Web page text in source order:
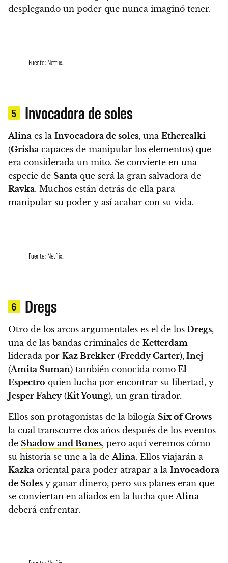
desplegando un poder que nunca imaginó tener.
Fuente: Netflix.
5 Invocadora de soles
Alina es la Invocadora de soles, una Etherealki
(Grisha capaces de manipular los elementos) que
era considerada un mito. Se convierte en una
especie de Santa que será la gran salvadora de
Ravka. Muchos están detrás de ella para
manipular su poder y así acabar con su vida.
Fuente: Netflix.
6 Dregs
Otro de los arcos argumentales es el de los Dregs,
una de las bandas criminales de Ketterdam
liderada por Kaz Brekker (Freddy Carter), Inej
(Amita Suman) también conocida como El
Espectro quien lucha por encontrar su libertad, y
Jesper Fahey(Kit Young), un gran tirador.
Ellos son protagonistas de la bilogía Six of Crows
la cual transcurre dos años después de los eventos
de Shadow and Bones, pero aquí veremos cómo
su historia se une a la deAlina. Ellos viajarán a
Kazka oriental para poder atrapar a la Invocadora
de Soles y ganar dinero, pero sus planes eran que
se conviertan en aliados en la lucha queAlina
deberá enfrentar.